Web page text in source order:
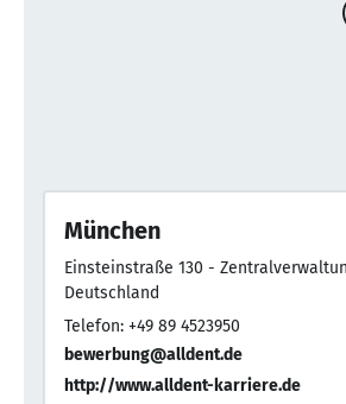
München
Einsteinstraße 130 -
Deutschland
Telefon: +49 89 4523950
bewerbung@alldent.de
http://www.alldent-karriere.de